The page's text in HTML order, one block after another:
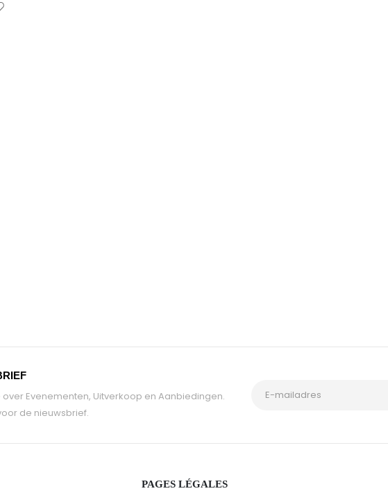
SCHOONMAAKMIDDELEN
Evenementen, Uitverkoop en Aanbiedingen.
de nieuwsbrief.
PAGES LÉGALES